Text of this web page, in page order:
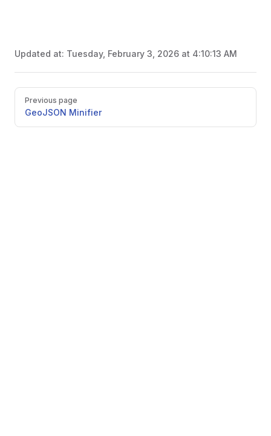
Updated at: Tuesday, February 3, 2026 at 4:10:13 AM
Pager
Previous page
GeoJSON Minifier